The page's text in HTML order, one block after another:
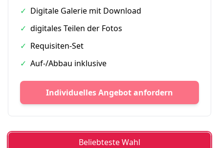
✓ Digitale Galerie mit Download
✓ digitales Teilen der Fotos
✓ Requisiten-Set
✓ Auf-/Abbau inklusive
Individuelles Angebot anfordern
Beliebteste Wahl